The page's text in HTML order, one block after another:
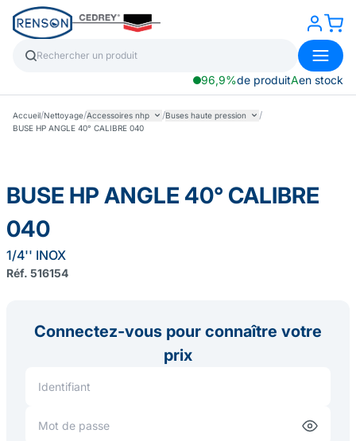
96,9%de produitAen stock
Accueil/Nettoyage/Accessoires nhp /Buses haute pression /
BUSE HP ANGLE 40° CALIBRE 040
BUSE HP ANGLE 40° CALIBRE
040
1/4'' INOX
Réf. 516154
Connectez-vous pour connaître votre
prix